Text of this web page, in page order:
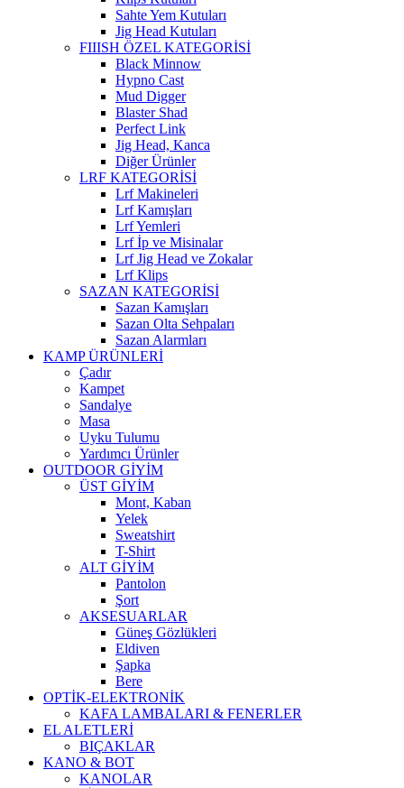
Sahte Yem Kutuları
Jig Head Kutuları
FIIISH ÖZEL KATEGORİSİ
Black Minnow
Hypno Cast
Mud Digger
Blaster Shad
Perfect Link
Jig Head, Kanca
Diğer Ürünler
LRF KATEGORİSİ
Lrf Makineleri
Lrf Kamışları
Lrf Yemleri
Lrf İp ve Misinalar
Lrf Jig Head ve Zokalar
Lrf Klips
SAZAN KATEGORİSİ
Sazan Kamışları
Sazan Olta Sehpaları
Sazan Alarmları
KAMP ÜRÜNLERİ
Çadır
Kampet
Sandalye
Masa
Uyku Tulumu
Yardımcı Ürünler
OUTDOOR GİYİM
ÜST GİYİM
Mont, Kaban
Yelek
Sweatshirt
T-Shirt
ALT GİYİM
Pantolon
Şort
AKSESUARLAR
Güneş Gözlükleri
Eldiven
Şapka
Bere
OPTİK-ELEKTRONİK
KAFA LAMBALARI & FENERLER
EL ALETLERİ
BIÇAKLAR
KANO & BOT
KANOLAR